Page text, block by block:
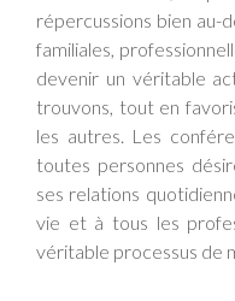
répercussions bien au-
familiales,
devenir un véritable
trouvons, tout en
les autres. Les
toutes personnes
ses relations
vie et à tous les
véritable processus de